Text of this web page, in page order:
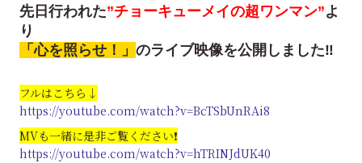
先日行われた”チョーキューメイの超ワンマン”よ
り
「心を照らせ！」 のライブ映像を公開しました‼️
フルはこちら↓
https://youtube.com/watch?v=BcTSbUnRAi8
MVも一緒に是非ご覧ください❗️
https://youtube.com/watch?v=hTRINJdUK40